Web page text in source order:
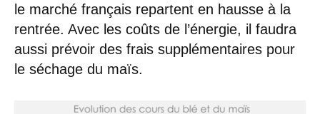
le marché français repartent en hausse à la
rentrée. Avec les coûts de l’énergie, il faudra
aussi prévoir des frais supplémentaires pour
le séchage du maïs.